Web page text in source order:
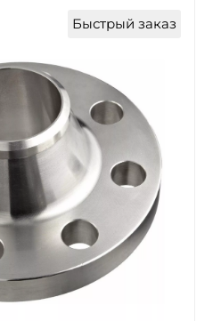
Быстрый заказ